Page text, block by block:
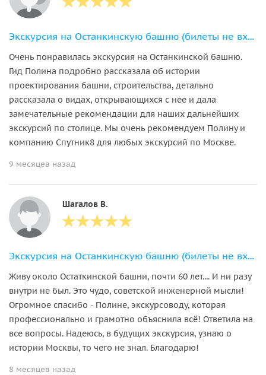
Экскурсия на Останкинскую башню (билеты не входят с стоимость)
Очень понравилась экскурсия на Останкинской башню.
Гид Полина подробно рассказала об истории
проектирования башни, строительства, детально
рассказала о видах, открывающихся с нее и дала
замечательные рекомендации для наших дальнейших
экскурсий по столице. Мы очень рекомендуем Полину и
компанию Спутник8 для любых экскурсий по Москве.
9 месяцев назад
Шагалов В.
Экскурсия на Останкинскую башню (билеты не входят с стоимость)
Живу около Остаткинской башни, почти 60 лет.... И ни разу
внутри не был. Это чудо, советской инженерной мысли!
Огромное спасибо - Полине, экскурсоводу, которая
профессионально и грамотно объяснила всё! Ответила на
все вопросы. Надеюсь, в будущих экскурсия, узнаю о
истории Москвы, то чего не знал. Благодарю!
8 месяцев назад